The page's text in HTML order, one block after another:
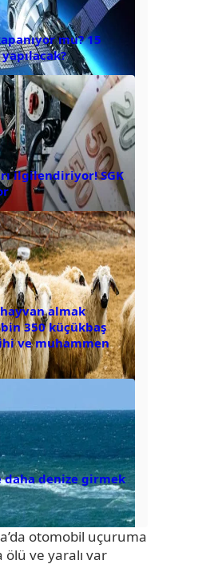
mu? 15
ilgilendiriyor! SGK
hayvan almak
350 küçükbaş
ve muhammen
daha denize girmek
otomobil uçuruma
ölü ve yaralı var